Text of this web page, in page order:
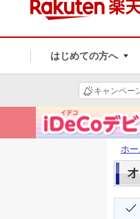
はじめての方へ
キャンペー
ホー